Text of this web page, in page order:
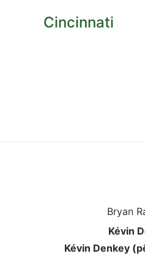
Cincinnati
Bryan
Kévin
Kévin Denkey